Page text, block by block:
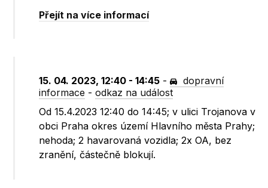
Přejít na více informací
15. 04. 2023, 12:40 - 14:45 -
dopravní
informace -odkaz na událost
Od 15.4.2023 12:40 do 14:45; v ulici Trojanova v
obci Praha okres území Hlavního města Prahy;
nehoda; 2 havarovaná vozidla; 2x OA, bez
zranění, částečně blokují.